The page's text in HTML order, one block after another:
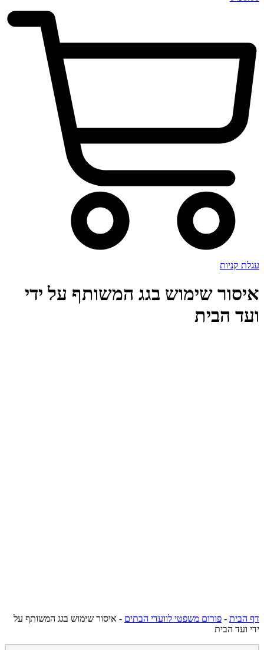
עגלת קניות
איסור שימוש בגג המשותף על ידי
ועד הבית
דף הבית- פורום משפטי לוועדי הבתים- איסור שימוש בגג המשותף על
ידי ועד הבית